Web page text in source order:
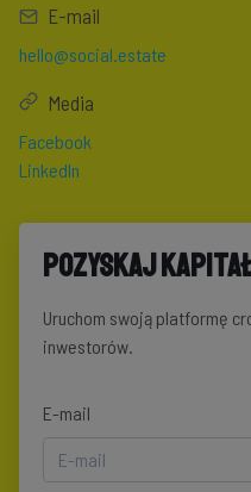
Pozyskaj
Uruchom swoją platformę
inwestorów.
E-mail
E-mail
hello@social.estate
Media
Facebook
LinkedIn